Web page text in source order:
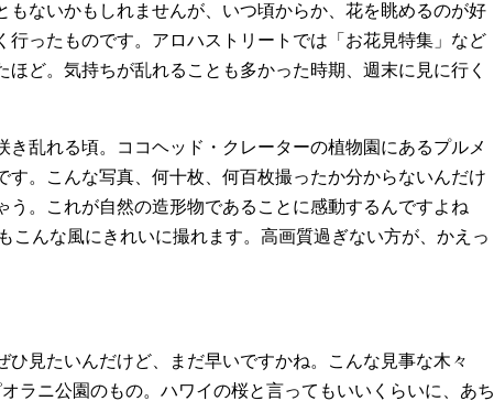
もないかもしれませんが、いつ頃からか、花を眺めるのが好
行ったものです。アロハストリートでは「お花見特集」など
ほど。気持ちが乱れることも多かった時期、週末に見に行く
き乱れる頃。ココヘッド・クレーターの植物園にあるプルメ
す。こんな写真、何十枚、何百枚撮ったか分からないんだけ
う。これが自然の造形物であることに感動するんですよね
こんな風にきれいに撮れます。高画質過ぎない方が、かえっ
ひ見たいんだけど、まだ早いですかね。こんな見事な木々
ラニ公園のもの。ハワイの桜と言ってもいいくらいに、あち